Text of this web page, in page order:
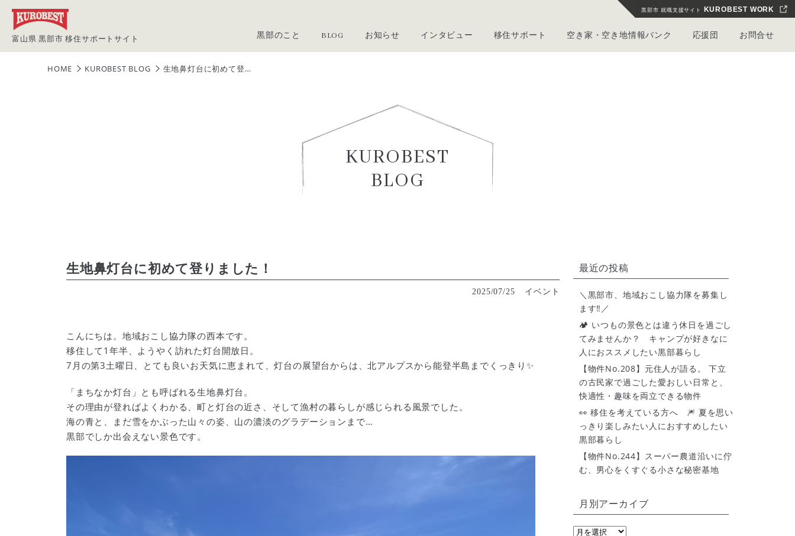
富山県 黒部市 移住サポートサイト 黒部のこと BLOG お知らせ インタビュー 移住サポート 空き家・空き地情報バンク
利用者向けご利用案内
登録申請フォーム
応援団 お問合せ
黒部市 就職支援サイト KUROBEST WORK
HOME KUROBEST BLOG 生地鼻灯台に初めて登…
KUROBEST
BLOG
生地鼻灯台に初めて登りました！
2025/07/25 イベント
こんにちは。地域おこし協力隊の西本です。
移住して 1年半、ようやく訪れた灯台開放日。
7 月の第3土曜日、とても良いお天気に恵まれて、灯台の展望台からは、北アルプスから能登半島までくっきり✨
「まちなか灯台」とも呼ばれる生地鼻灯台。
その理由が登ればよくわかる、町と灯台の近さ、そして漁村の暮らしが感じられる風景でした。
海の青と、まだ雪をかぶった山々の姿、山の濃淡のグラデーションまで…
黒部でしか出会えない景色です。
最近の投稿
＼黒部市、地域おこし協力隊を募集し
ます‼️／
🏕 いつもの景色とは違う休日を過ごし
てみませんか？ キャンプが好きなに
人におススメしたい黒部暮らし
【物件No.208】元住人が語る。 下立
の古民家で過ごした愛おしい日常と、
快適性・趣味を両立できる物件
👀 移住を考えている方へ 🎆 夏を思い
っきり楽しみたい人におすすめしたい
黒部暮らし
【物件No.244】スーパー農道沿いに佇
む、男心をくすぐる小さな秘密基地
月別アーカイブ